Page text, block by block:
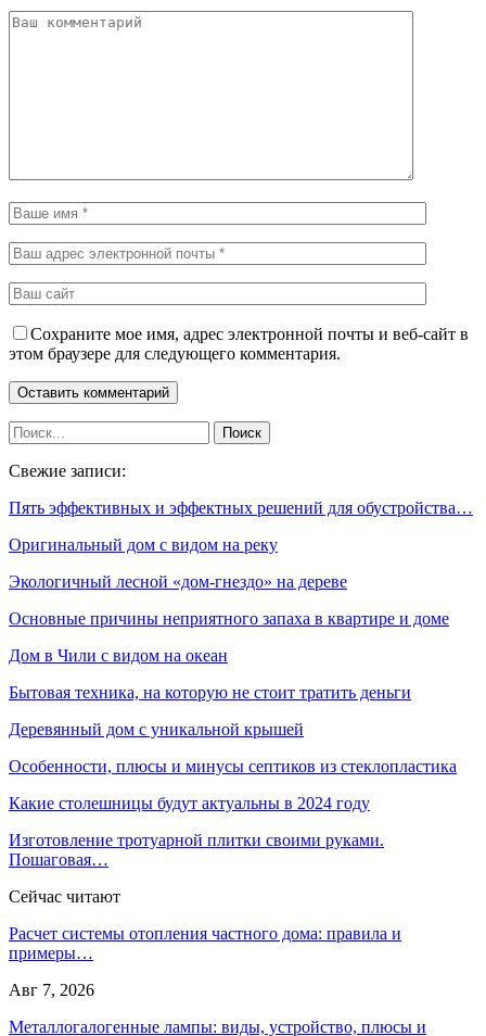
Сохраните мое имя, адрес электронной почты и веб-сайт в
этом браузере для следующего комментария.
Свежие записи:
Пять эффективных и эффектных решений для обустройства…
Оригинальный дом с видом на реку
Экологичный лесной «дом-гнездо» на дереве
Основные причины неприятного запаха в квартире и доме
Дом в Чили с видом на океан
Бытовая техника, на которую не стоит тратить деньги
Деревянный дом с уникальной крышей
Особенности, плюсы и минусы септиков из стеклопластика
Какие столешницы будут актуальны в 2024 году
Изготовление тротуарной плитки своими руками.
Пошаговая…
Сейчас читают
Расчет системы отопления частного дома: правила и
примеры…
Авг 7, 2026
Металлогалогенные лампы: виды, устройство, плюсы и